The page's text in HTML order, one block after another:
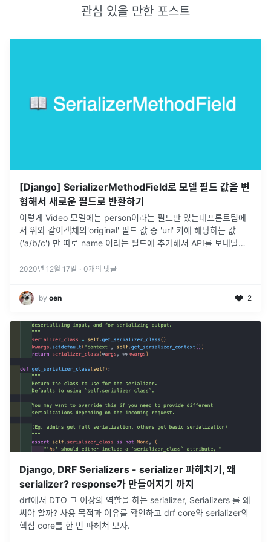
관심 있을 만한 포스트
[Django] SerializerMethodField로 모델 필드 값을 변
형해서 새로운 필드로 반환하기
이렇게 Video 모델에는 person이라는 필드만 있는데프론트팀에
서 위와 같이객체의'original' 필드 값 중 'url' 키에 해당하는 값
('a/b/c') 만 따로 name 이라는 필드에 추가해서 API를 보내달라
2020년 12월 17일 · 0개의 댓글
by oen 2
Django, DRF Serializers - serializer 파헤치기, 왜
serializer? response가 만들어지기 까지
drf에서 DTO 그 이상의 역할을 하는 serializer, Serializers 를 왜
써야 할까? 사용 목적과 이유를 확인하고 drf core와 serializer의
핵심 core를 한 번 파헤쳐 보자.